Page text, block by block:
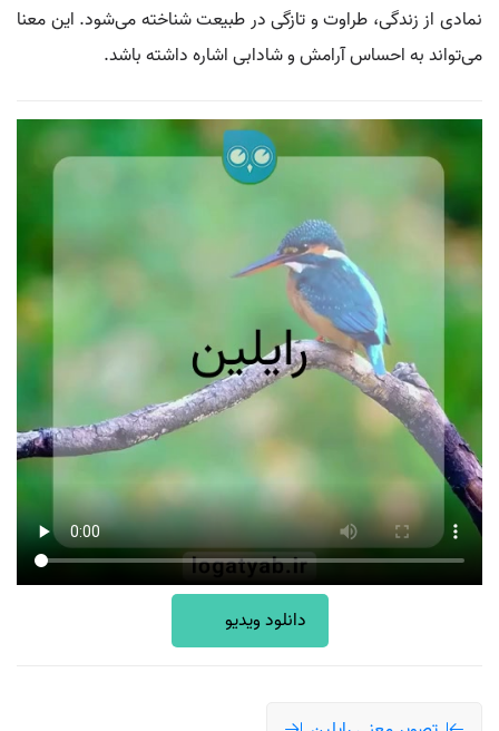
نمادی از زندگی، طراوت و تازگی در طبیعت شناخته می‌شود. این معنا
می‌تواند به احساس آرامش و شادابی اشاره داشته باشد.
دانلود ویدیو